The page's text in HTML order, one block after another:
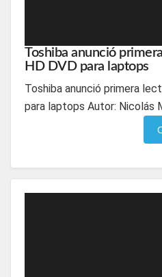
Toshiba anunció
HD DVD para laptops
Toshiba anunció primera
para laptops Autor: Nicolás